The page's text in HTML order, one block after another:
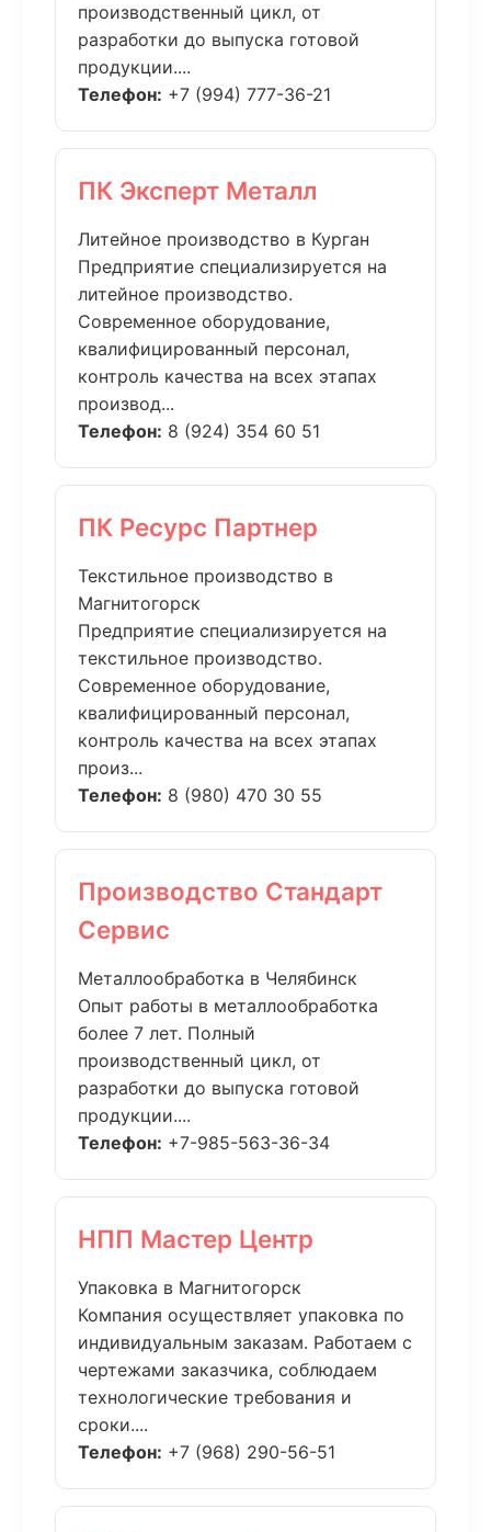
производственный цикл, от
разработки до выпуска готовой
продукции....
Телефон: +7 (994) 777-36-21
ПК Эксперт Металл
Литейное производство в Курган
Предприятие специализируется на
литейное производство.
Современное оборудование,
квалифицированный персонал,
контроль качества на всех этапах
производ...
Телефон: 8 (924) 354 60 51
ПК Ресурс Партнер
Текстильное производство в
Магнитогорск
Предприятие специализируется на
текстильное производство.
Современное оборудование,
квалифицированный персонал,
контроль качества на всех этапах
произ...
Телефон: 8 (980) 470 30 55
Производство Стандарт
Сервис
Металлообработка в Челябинск
Опыт работы в металлообработка
более 7 лет. Полный
производственный цикл, от
разработки до выпуска готовой
продукции....
Телефон: +7-985-563-36-34
НПП Мастер Центр
Упаковка в Магнитогорск
Компания осуществляет упаковка по
индивидуальным заказам. Работаем с
чертежами заказчика, соблюдаем
технологические требования и
сроки....
Телефон: +7 (968) 290-56-51